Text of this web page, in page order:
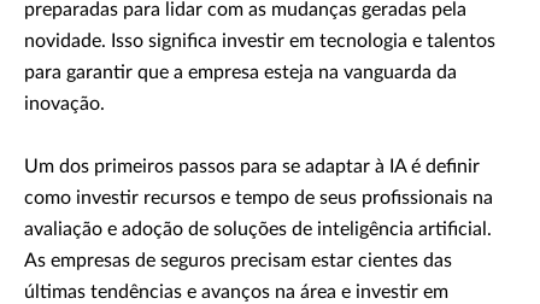
preparadas para lidar com as mudanças geradas pela
novidade. Isso significa investir em tecnologia e talentos
para garantir que a empresa esteja na vanguarda da
inovação.
Um dos primeiros passos para se adaptar à IA é definir
como investir recursos e tempo de seus profissionais na
avaliação e adoção de soluções de inteligência artificial.
As empresas de seguros precisam estar cientes das
últimas tendências e avanços na área e investir em